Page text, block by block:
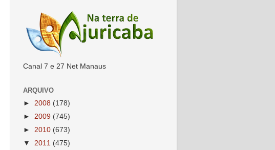
Canal 7 e 27 Net Manaus
ARQUIVO
► 2008 (178)
► 2009 (745)
► 2010 (673)
▼ 2011 (475)